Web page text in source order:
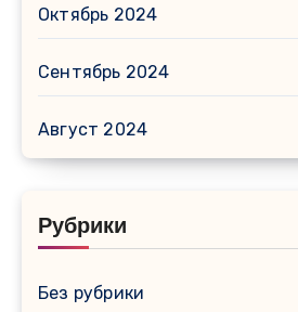
Октябрь 2024
Сентябрь 2024
Август 2024
Рубрики
Без рубрики